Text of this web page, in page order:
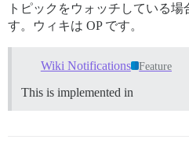
トピックをウォッチしている
す。ウィキは OP です。
Wiki Notifications Feature
This is implemented in